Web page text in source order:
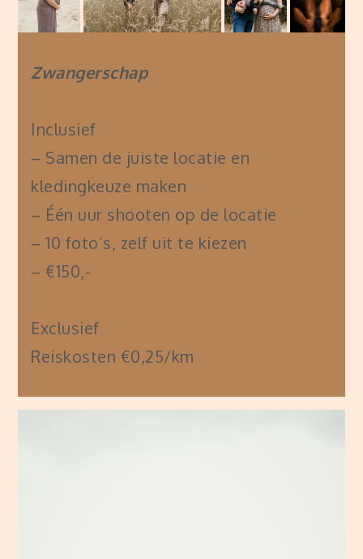
Zwangerschap
Inclusief
– Samen de juiste locatie en
kledingkeuze maken
– Één uur shooten op de locatie
– 10 foto’s, zelf uit te kiezen
– €150,-
Exclusief
Reiskosten €0,25/km